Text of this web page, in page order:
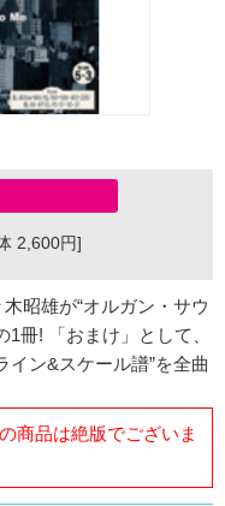
2,600円]
昭雄が“オルガン・サウ
冊! 「おまけ」として、
イン&スケール譜”を全曲
商品は絶版でございま